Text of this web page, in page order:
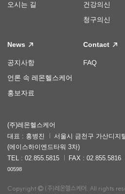
오시는 길
건강의신
청구의신
News
공지사항
언론 속 레몬헬스케어
홍보자료
Contact
FAQ
(주)레몬헬스케어
대표 : 홍병진
서울시 금천구 가산디지
(에이스하이엔드타워 3차)
TEL : 02.855.5815
FAX : 02.855.5816
00598
Copyright (주)레몬헬스케어. All rights